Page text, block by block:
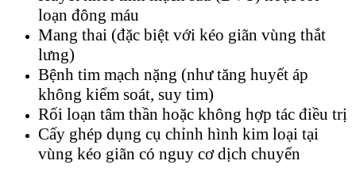
loạn đông máu
Mang thai (đặc biệt với kéo giãn vùng thắt
lưng)
Bệnh tim mạch nặng (như tăng huyết áp
không kiểm soát, suy tim)
Rối loạn tâm thần hoặc không hợp tác điều trị
Cấy ghép dụng cụ chỉnh hình kim loại tại
vùng kéo giãn có nguy cơ dịch chuyển